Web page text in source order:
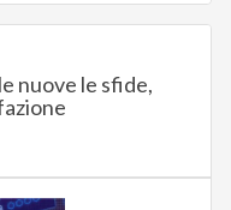
nuove le sfide,